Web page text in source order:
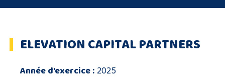
ELEVATION CAPITAL PARTNERS
Année d'exercice :2025